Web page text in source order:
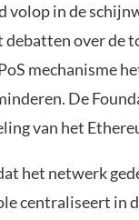
volop in de
over de
mechanisme
De
van het
het netwerk
centraliseert in